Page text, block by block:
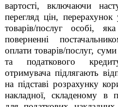
вартості, включаючи
перегляд цін,
товарів/послуг особі,
поверненні
оплати товарів/послуг,
та податкового
отримувача підлягають
на підставі розрахунку
накладної, складеному в